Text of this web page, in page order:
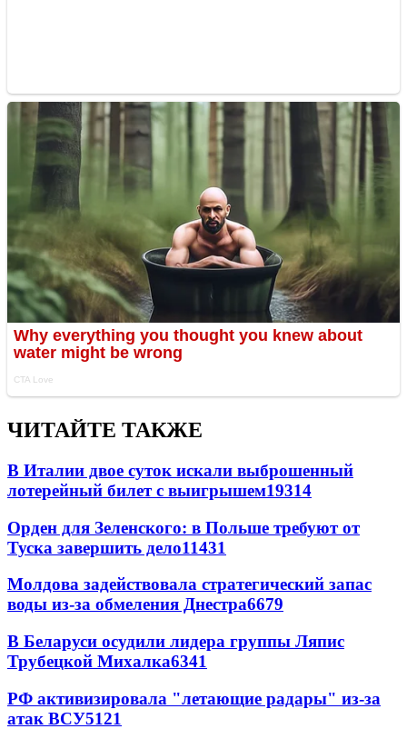
ЧИТАЙТЕ ТАКЖЕ
В Италии двое суток искали выброшенный
лотерейный билет с выигрышем19314
Орден для Зеленского: в Польше требуют от
Туска завершить дело11431
Молдова задействовала стратегический запас
воды из-за обмеления Днестра6679
В Беларуси осудили лидера группы Ляпис
Трубецкой Михалка6341
РФ активизировала "летающие радары" из-за
атак ВСУ5121